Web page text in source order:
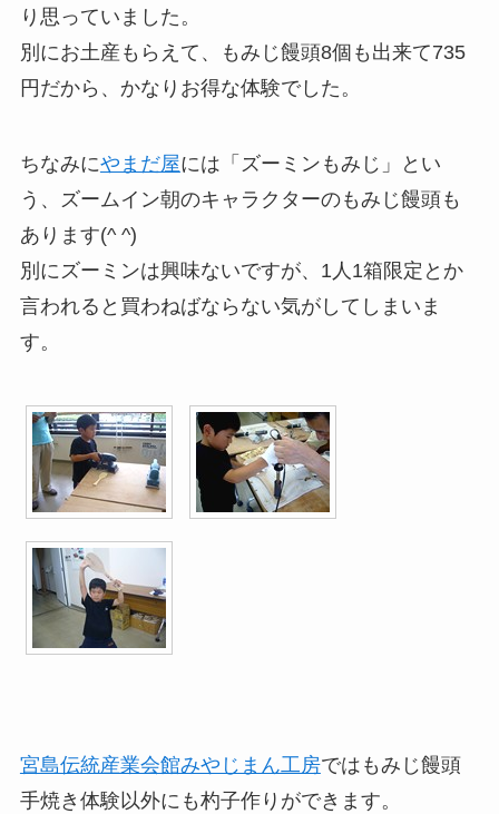
り思っていました。
別にお土産もらえて、もみじ饅頭8個も出来て735
円だから、かなりお得な体験でした。
ちなみにやまだ屋には「ズーミンもみじ」とい
う、ズームイン朝のキャラクターのもみじ饅頭も
あります(^ ^)
別にズーミンは興味ないですが、1人1箱限定とか
言われると買わねばならない気がしてしまいま
す。
宮島伝統産業会館みやじまん工房ではもみじ饅頭
手焼き体験以外にも杓子作りができます。